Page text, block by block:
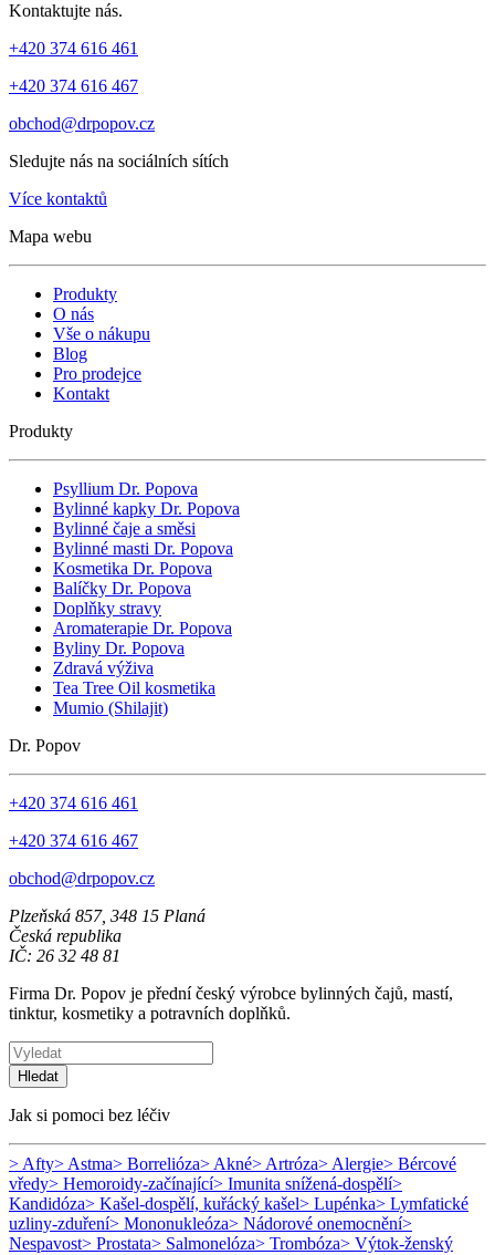
Kontaktujte nás.
+420 374 616 461
+420 374 616 467
obchod@drpopov.cz
Sledujte nás na sociálních sítích
Více kontaktů
Mapa webu
Produkty
O nás
Vše o nákupu
Blog
Pro prodejce
Kontakt
Produkty
Psyllium Dr. Popova
Bylinné kapky Dr. Popova
Bylinné čaje a směsi
Bylinné masti Dr. Popova
Kosmetika Dr. Popova
Balíčky Dr. Popova
Doplňky stravy
Aromaterapie Dr. Popova
Byliny Dr. Popova
Zdravá výživa
Tea Tree Oil kosmetika
Mumio (Shilajit)
Dr. Popov
+420 374 616 461
+420 374 616 467
obchod@drpopov.cz
Plzeňská 857, 348 15 Planá
Česká republika
IČ: 26 32 48 81
Firma Dr. Popov je přední český výrobce bylinných čajů, mastí,
tinktur, kosmetiky a potravních doplňků.
Hledat
Jak si pomoci bez léčiv
> Afty> Astma> Borrelióza> Akné> Artróza> Alergie> Bércové
vředy> Hemoroidy-začínající> Imunita snížená-dospělí>
Kandidóza> Kašel-dospělí, kuřácký kašel> Lupénka> Lymfatické
uzliny-zduření> Mononukleóza> Nádorové onemocnění>
Nespavost> Prostata> Salmonelóza> Trombóza> Výtok-ženský